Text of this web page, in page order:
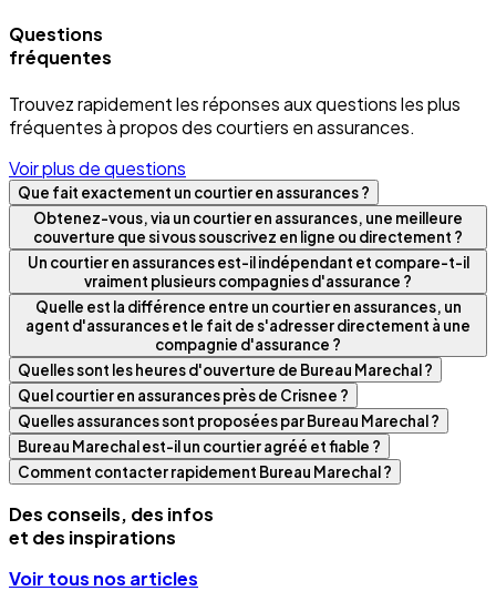
Questions
fréquentes
Trouvez rapidement les réponses aux questions les plus
fréquentes à propos des courtiers en assurances.
Voir plus de questions
Que fait exactement un courtier en assurances ?
Obtenez-vous, via un courtier en assurances, une meilleure
couverture que si vous souscrivez en ligne ou directement ?
Un courtier en assurances est-il indépendant et compare-t-il
vraiment plusieurs compagnies d'assurance ?
Quelle est la différence entre un courtier en assurances, un
agent d'assurances et le fait de s'adresser directement à une
compagnie d'assurance ?
Quelles sont les heures d'ouverture de Bureau Marechal ?
Quel courtier en assurances près de Crisnee ?
Quelles assurances sont proposées par Bureau Marechal ?
Bureau Marechal est-il un courtier agréé et fiable ?
Comment contacter rapidement Bureau Marechal ?
Des conseils, des infos
et des inspirations
Voir tous nos articles